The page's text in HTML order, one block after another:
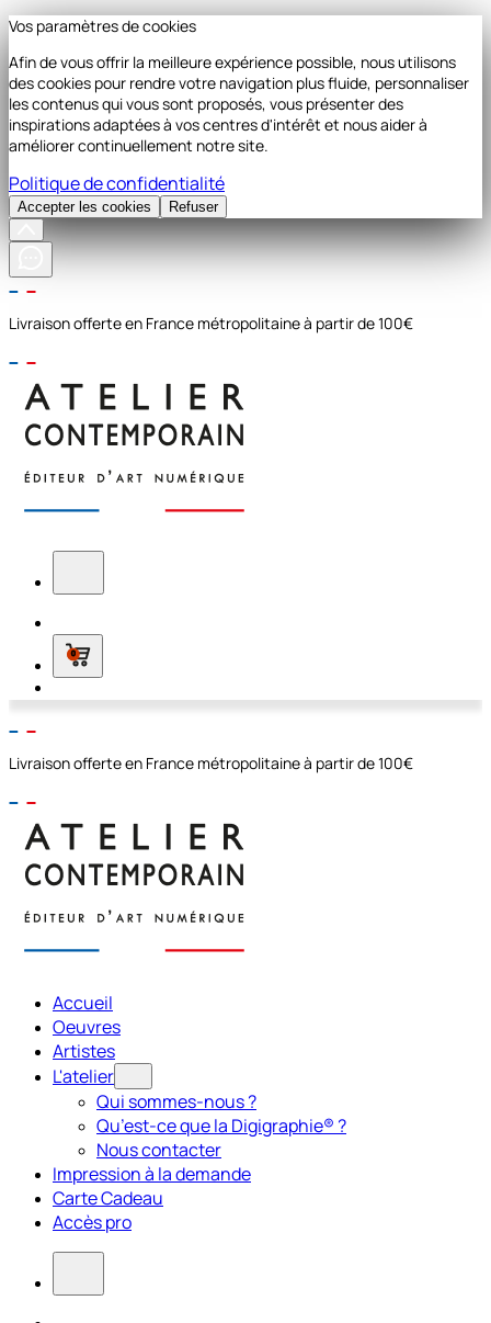
Vos paramètres de cookies
Afin de vous offrir la meilleure expérience possible, nous utilisons
des cookies pour rendre votre navigation plus fluide, personnaliser
les contenus qui vous sont proposés, vous présenter des
inspirations adaptées à vos centres d'intérêt et nous aider à
améliorer continuellement notre site.
Politique de confidentialité
Accepter les cookies Refuser
Livraison offerte en France métropolitaine à partir de 100€
0
Livraison offerte en France métropolitaine à partir de 100€
Accueil
Oeuvres
Artistes
L'atelier
Qui sommes-nous ?
Qu’est-ce que la Digigraphie® ?
Nous contacter
Impression à la demande
Carte Cadeau
Accès pro